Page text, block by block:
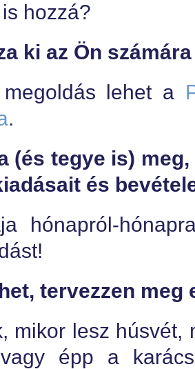
hozzá?
ki az Ön
lehet a
.
(és tegye is)
és
hónapról-
tervezzen meg
mikor lesz húsvét,
épp a